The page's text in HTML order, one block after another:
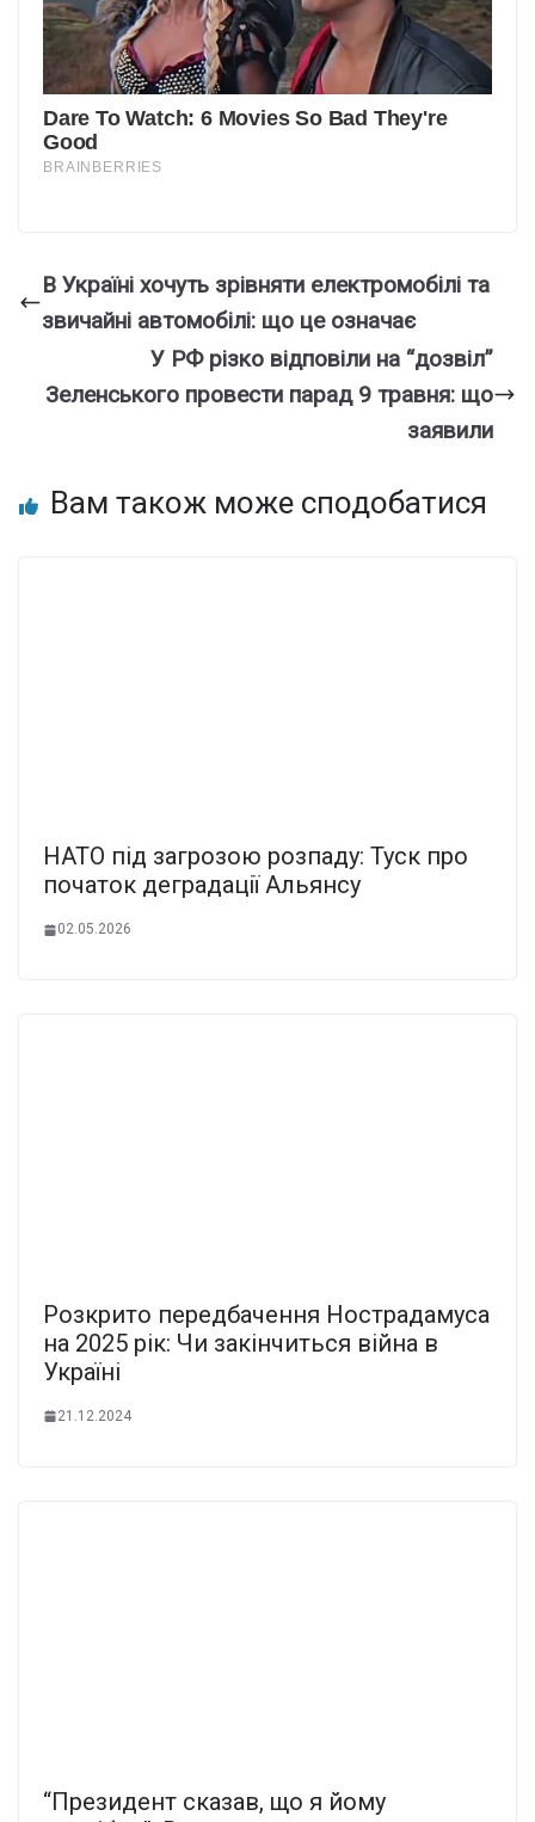
В Україні хочуть зрівняти електромобілі та
звичайні автомобілі: що це означає
У РФ різко відповіли на “дозвіл”
Зеленського провести парад 9 травня: що
заявили
Вам також може сподобатися
НАТО під загрозою розпаду: Туск про
початок деградації Альянсу
02.05.2026
Розкpито пеpедбачення Ностpадамуса
на 2025 pік: Чи закінчиться війна в
Укpаїні
21.12.2024
“Президент сказав, що я йому